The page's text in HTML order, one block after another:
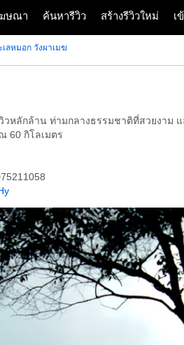
ษณา ค้นหารีวิว สร้างรีวิวใหม่ เ
ลหมอก วังผาเมฆ
วหลักล้าน ท่ามกลางธรรมชาติที่สวยงา
60 กิโลเมตร